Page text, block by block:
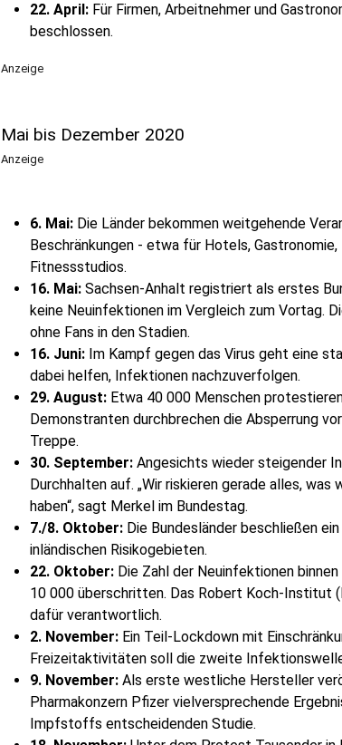
22. April: Für Firmen, Arbeitnehmer und
beschlossen.
Anzeige
Mai bis Dezember 2020
Anzeige
6. Mai: Die Länder bekommen weitgehende
Beschränkungen - etwa für Hotels,
Fitnessstudios.
16. Mai: Sachsen-Anhalt registriert als erstes
keine Neuinfektionen im Vergleich zum Vortag.
ohne Fans in den Stadien.
16. Juni: Im Kampf gegen das Virus geht eine
dabei helfen, Infektionen nachzuverfolgen.
29. August: Etwa 40 000 Menschen
Demonstranten durchbrechen die Absperrung
Treppe.
30. September: Angesichts wieder steigender
Durchhalten auf. „Wir riskieren gerade alles,
haben“, sagt Merkel im Bundestag.
7./8. Oktober: Die Bundesländer beschließen
inländischen Risikogebieten.
22. Oktober: Die Zahl der Neuinfektionen
10 000 überschritten. Das Robert Koch-Institut
dafür verantwortlich.
2. November: Ein Teil-Lockdown mit
Freizeitaktivitäten soll die zweite
9. November: Als erste westliche Hersteller
Pharmakonzern Pfizer vielversprechende
Impfstoffs entscheidenden Studie.